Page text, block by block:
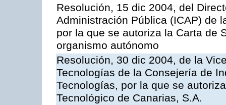
Resolución, 15 dic 2004, del
Administración Pública (ICAP) de
por la que se autoriza la Carta de
organismo autónomo
Resolución, 30 dic 2004, de la
Tecnologías de la Consejería de
Tecnologías, por la que se
Tecnológico de Canarias, S.A.